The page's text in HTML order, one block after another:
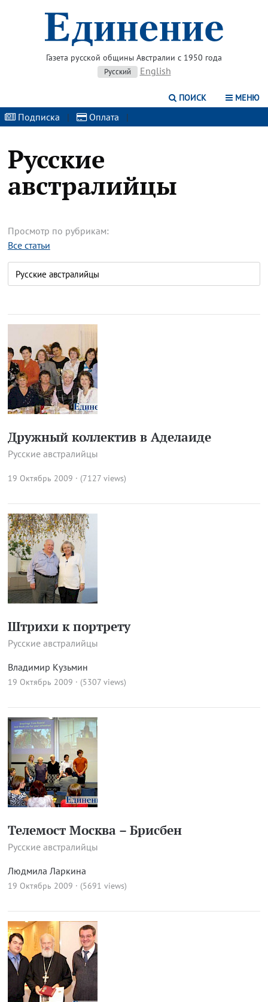
Газета русской общины Австралии с 1950 года
Русский English
ПОИСК МЕНЮ
Подписка | Оплата |
Русские
австралийцы
Просмотр по рубрикам:
Все статьи
Дружный коллектив в Аделаиде
Русские австралийцы
19 Октябрь 2009 · (7127 views)
Штрихи к портрету
Русские австралийцы
Владимир Кузьмин
19 Октябрь 2009 · (5307 views)
Телемост Москва – Брисбен
Русские австралийцы
Людмила Ларкина
19 Октябрь 2009 · (5691 views)